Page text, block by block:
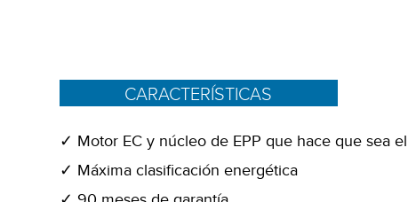
CARACTERÍSTICAS
Motor EC y núcleo de EPP que hace que sea
Máxima clasificación energética